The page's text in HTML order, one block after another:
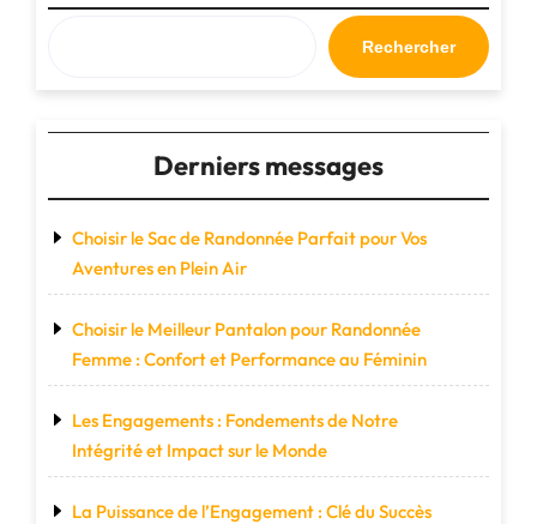
et
responsabilité
en
Rechercher
Derniers messages
Choisir le Sac de Randonnée Parfait pour Vos
Aventures en Plein Air
Choisir le Meilleur Pantalon pour Randonnée
Femme : Confort et Performance au Féminin
Les Engagements : Fondements de Notre
Intégrité et Impact sur le Monde
La Puissance de l’Engagement : Clé du Succès